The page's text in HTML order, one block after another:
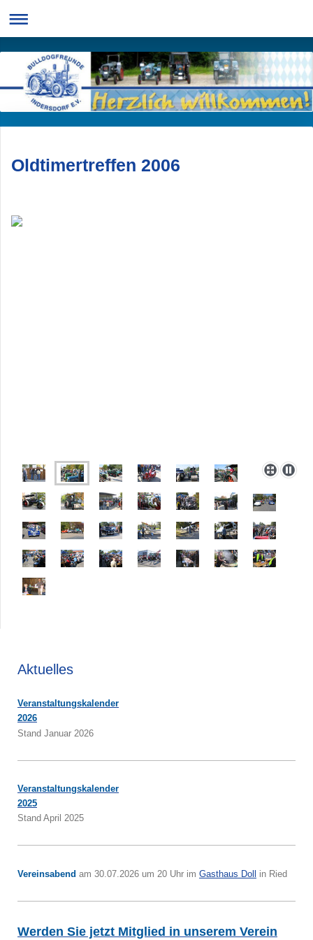
Oldtimertreffen 2006
Aktuelles
Veranstaltungskalender
2026
Stand Januar 2026
Veranstaltungskalender
2025
Stand April 2025
Vereinsabend am 30.07.2026 um 20 Uhr im Gasthaus Doll in Ried
Werden Sie jetzt Mitglied in unserem Verein